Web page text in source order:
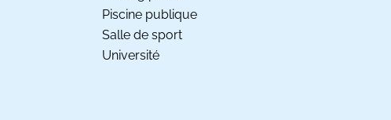
Piscine publique
Salle de sport
Université